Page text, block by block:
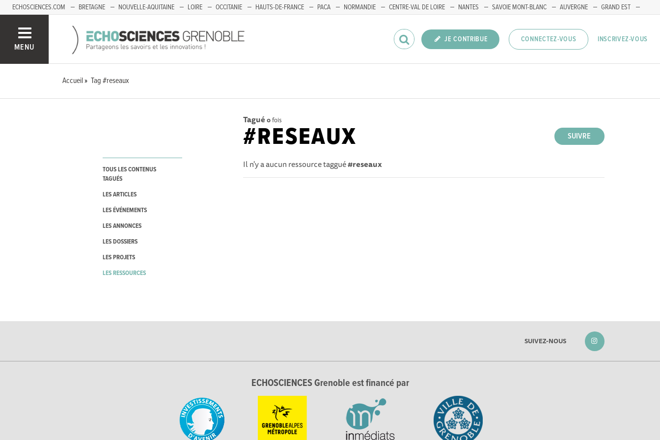
ECHOSCIENCES.COM BRETAGNE NOUVELLE-AQUITAINE LOIRE OCCITANIE HAUTS-DE-FRANCE PACA NORMANDIE CENTRE-VAL DE LOIRE NANTES SAVOIE MONT-BLANC AUVERGNE
GRAND EST
MENU
JE CONTRIBUE CONNECTEZ-VOUS INSCRIVEZ-VOUS
Accueil Tag #reseaux
TOUS LES CONTENUS
TAGUÉS
LES ARTICLES
LES ÉVÉNEMENTS
LES ANNONCES
LES DOSSIERS
LES PROJETS
LES RESSOURCES
Tagué 0fois
SUIVRE
#RESEAUX
Il n'y a aucun ressource taggué#reseaux
SUIVEZ-NOUS
ECHOSCIENCES Grenoble est financé par